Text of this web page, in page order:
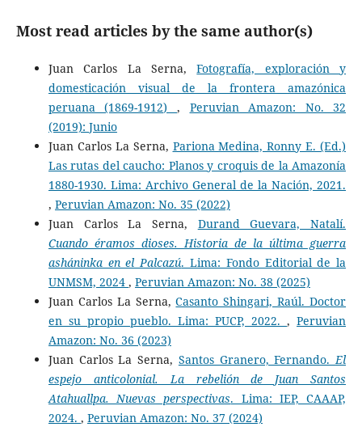
Most read articles by the same author(s)
Juan Carlos La Serna,Fotografía, exploración y
domesticación visual de la frontera amazónica
peruana (1869-1912) , Peruvian Amazon: No. 32
(2019): Junio
Juan Carlos La Serna, Pariona Medina, Ronny E. (Ed.)
Las rutas del caucho: Planos y croquis de la Amazonía
1880-1930. Lima: Archivo General de la Nación, 2021.
, Peruvian Amazon: No. 35 (2022)
Juan Carlos La Serna, Durand Guevara, Natalí.
Cuando éramos dioses. Historia de la última guerra
asháninka en el Palcazú. Lima: Fondo Editorial de la
UNMSM, 2024 , Peruvian Amazon: No. 38 (2025)
Juan Carlos La Serna,Casanto Shingari, Raúl. Doctor
en su propio pueblo. Lima: PUCP, 2022.,Peruvian
Amazon: No. 36 (2023)
Juan Carlos La Serna, Santos Granero, Fernando.El
espejo anticolonial. La rebelión de Juan Santos
Atahuallpa. Nuevas perspectivas. Lima: IEP, CAAAP,
2024. , Peruvian Amazon: No. 37 (2024)